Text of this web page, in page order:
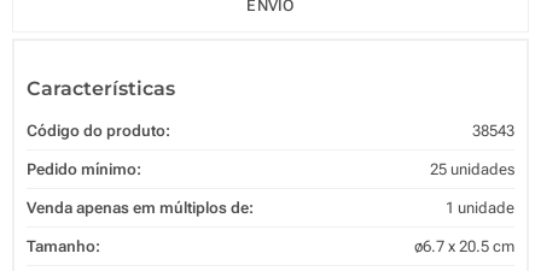
ENVIO
Características
Código do produto: 38543
Pedido mínimo: 25 unidades
Venda apenas em múltiplos de: 1 unidade
Tamanho: ø6.7 x 20.5 cm